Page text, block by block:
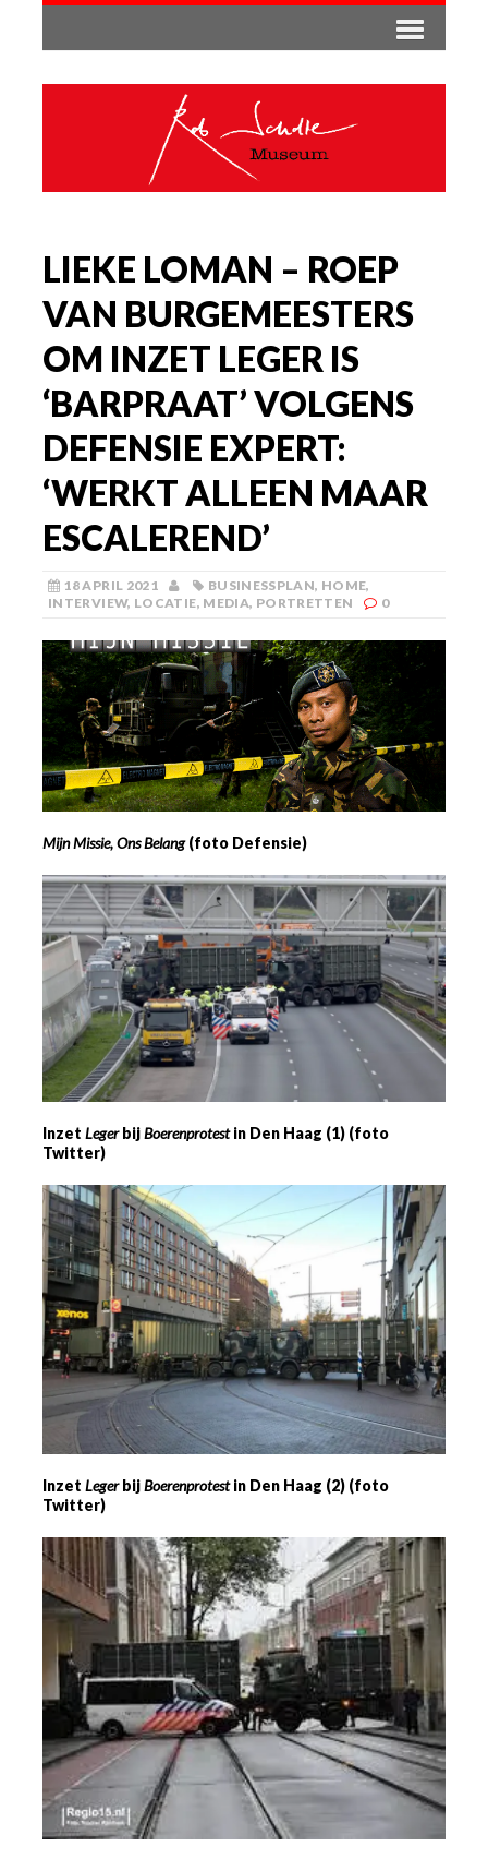
LIEKE LOMAN – ROEP
VAN BURGEMEESTERS
OM INZET LEGER IS
‘BARPRAAT’ VOLGENS
DEFENSIE EXPERT:
‘WERKT ALLEEN MAAR
ESCALEREND’
18 APRIL 2021 BUSINESSPLAN, HOME,
INTERVIEW, LOCATIE, MEDIA, PORTRETTEN 0
Mijn Missie, Ons Belang(foto Defensie)
Inzet LegerbijBoerenprotestin Den Haag (1) (foto
Twitter)
Inzet LegerbijBoerenprotestin Den Haag (2) (foto
Twitter)